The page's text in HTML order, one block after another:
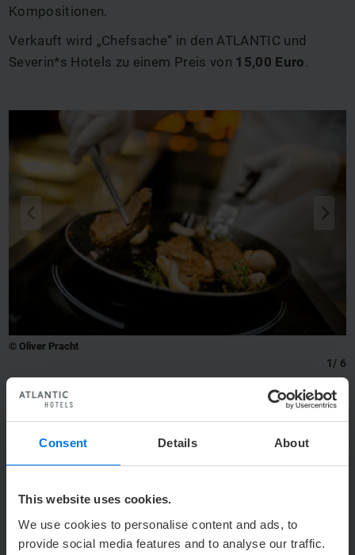
Consent Details About
This website uses cookies.
We use cookies to personalise content and ads, to
provide social media features and to analyse our traffic.
Kompositionen.
Verkauft wird „Chefsache“ in den ATLANTIC und
Severin*s Hotels zu einem Preis von 15,00 Euro.
1 / 6
© Oliver Pracht
Back to Overview
CONTACT
Y +49 (0) 421 944888-0